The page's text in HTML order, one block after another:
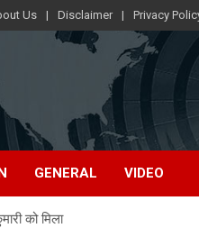
Us Disclaimer Privacy
GENERAL VIDEO
को मिला